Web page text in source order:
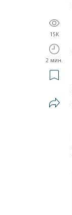
15K
2 мин.